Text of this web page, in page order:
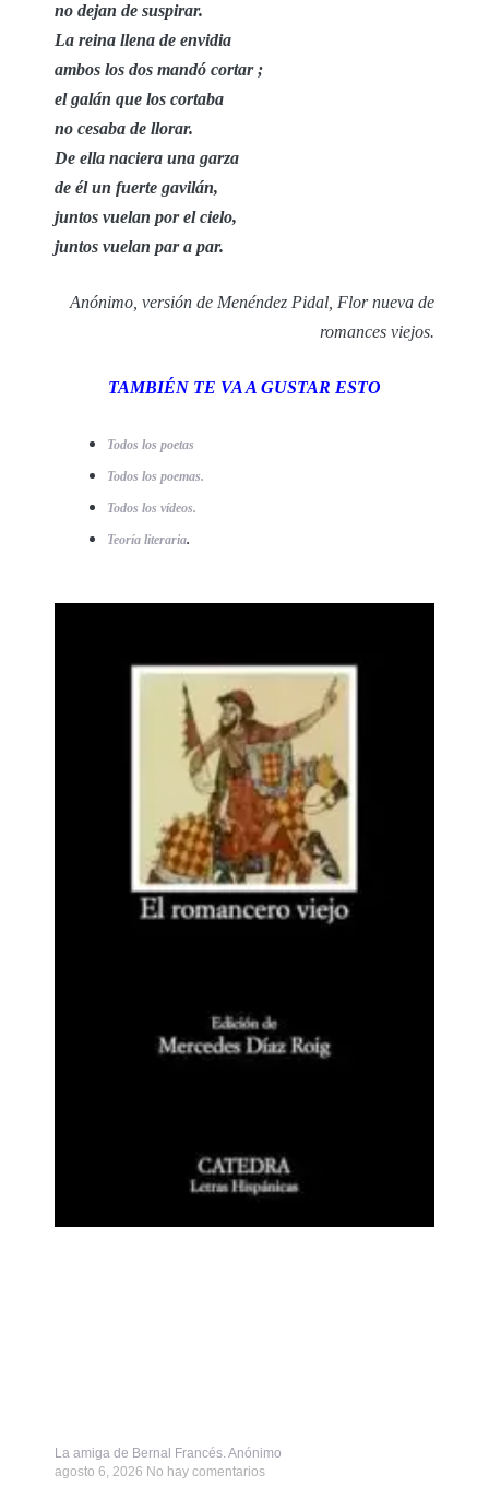
no dejan de suspirar.
La reina llena de envidia
ambos los dos mandó cortar ;
el galán que los cortaba
no cesaba de llorar.
De ella naciera una garza
de él un fuerte gavilán,
juntos vuelan por el cielo,
juntos vuelan par a par.
Anónimo, versión de Menéndez Pidal, Flor nueva de
romances viejos.
TAMBIÉN TE VA A GUSTAR ESTO
Todos los poetas
Todos los poemas.
Todos los vídeos.
Teoría literaria.
La amiga de Bernal Francés. Anónimo
agosto 6, 2026 No hay comentarios